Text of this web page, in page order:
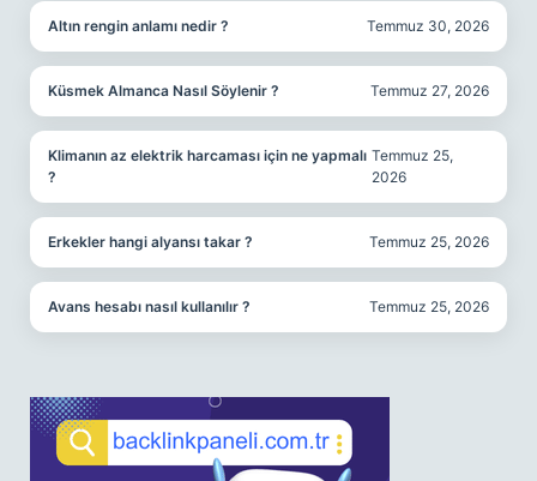
Altın rengin anlamı nedir ? Temmuz 30, 2026
Küsmek Almanca Nasıl Söylenir ? Temmuz 27, 2026
Klimanın az elektrik harcaması için ne yapmalı
?
Temmuz 25,
2026
Erkekler hangi alyansı takar ? Temmuz 25, 2026
Avans hesabı nasıl kullanılır ? Temmuz 25, 2026